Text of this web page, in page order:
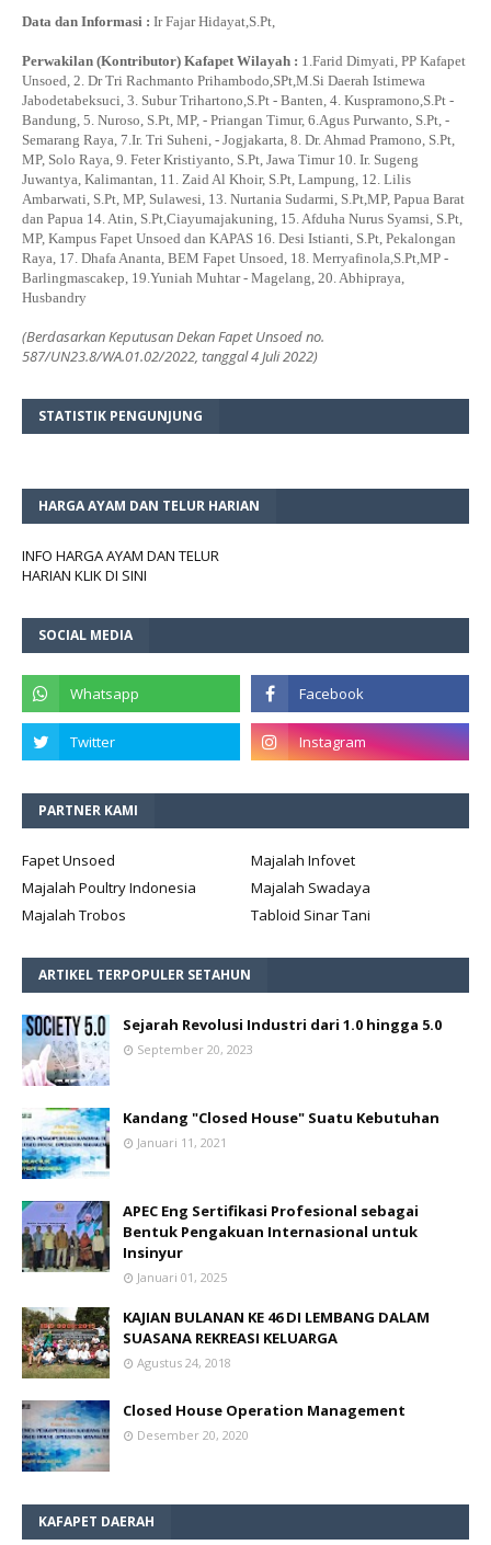
Data dan Informasi : Ir Fajar Hidayat,S.Pt,
Perwakilan (Kontributor) Kafapet Wilayah : 1.Farid Dimyati, PP Kafapet
Unsoed, 2. Dr Tri Rachmanto Prihambodo,SPt,M.Si Daerah Istimewa
Jabodetabeksuci, 3. Subur Trihartono,S.Pt - Banten, 4. Kuspramono,S.Pt -
Bandung, 5. Nuroso, S.Pt, MP, - Priangan Timur, 6.Agus Purwanto, S.Pt, -
Semarang Raya, 7.Ir. Tri Suheni, - Jogjakarta, 8. Dr. Ahmad Pramono, S.Pt,
MP, Solo Raya, 9. Feter Kristiyanto, S.Pt, Jawa Timur 10. Ir. Sugeng
Juwantya, Kalimantan, 11. Zaid Al Khoir, S.Pt, Lampung, 12. Lilis
Ambarwati, S.Pt, MP, Sulawesi, 13. Nurtania Sudarmi, S.Pt,MP, Papua Barat
dan Papua 14. Atin, S.Pt,Ciayumajakuning, 15. Afduha Nurus Syamsi, S.Pt,
MP, Kampus Fapet Unsoed dan KAPAS 16. Desi Istianti, S.Pt, Pekalongan
Raya, 17. Dhafa Ananta, BEM Fapet Unsoed, 18. Merryafinola,S.Pt,MP -
Barlingmascakep, 19.Yuniah Muhtar - Magelang, 20. Abhipraya,
Husbandry
(Berdasarkan Keputusan Dekan Fapet Unsoed no.
587/UN23.8/WA.01.02/2022, tanggal 4 Juli 2022)
STATISTIK PENGUNJUNG
HARGA AYAM DAN TELUR HARIAN
INFO HARGA AYAM DAN TELUR
HARIAN KLIK DI SINI
SOCIAL MEDIA
PARTNER KAMI
Fapet Unsoed
Majalah Infovet
Majalah Poultry Indonesia
Majalah Swadaya
Majalah Trobos
Tabloid Sinar Tani
ARTIKEL TERPOPULER SETAHUN
Sejarah Revolusi Industri dari 1.0 hingga 5.0
September 20, 2023
Kandang "Closed House" Suatu Kebutuhan
Januari 11, 2021
APEC Eng Sertifikasi Profesional sebagai
Bentuk Pengakuan Internasional untuk
Insinyur
Januari 01, 2025
KAJIAN BULANAN KE 46 DI LEMBANG DALAM
SUASANA REKREASI KELUARGA
Agustus 24, 2018
Closed House Operation Management
Desember 20, 2020
KAFAPET DAERAH